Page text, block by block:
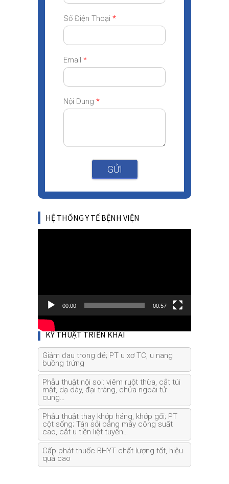
Số Điện Thoại *
Email *
Nội Dung *
GỬI
HỆ THỐNG Y TẾ BỆNH VIỆN
00:00 00:57
KỸ THUẬT TRIỂN KHAI
Giảm đau trong đẻ; PT u xơ TC, u nang
buồng trứng
Phẫu thuật nội soi: viêm ruột thừa, cắt túi
mật, dạ dày, đại tràng, chửa ngoài tử
cung…
Phẫu thuật thay khớp háng, khớp gối; PT
cột sống; Tán sỏi bằng máy công suất
cao, cắt u tiền liệt tuyến…
Cấp phát thuốc BHYT chất lượng tốt, hiệu
quả cao